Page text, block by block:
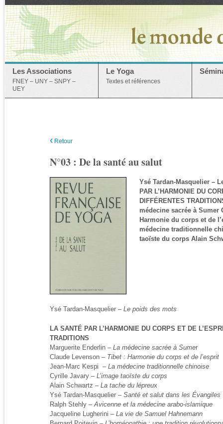
Les Associations
FNEY – UNY – SNPY –
UEY
Le Yoga
Textes et références
‹ Retour
N°03 : De la santé au salut
Ysé Tardan-Masquelier –
PAR L’HARMONIE DU
DIFFÉRENTES
médecine sacrée à Sumer
Harmonie du corps et de
médecine traditionnelle
taoïste du corps Alain
Ysé Tardan-Masquelier – Le poids des mots
LA SANTÉ PAR L’HARMONIE DU CORPS ET DE
TRADITIONS
Marguerite Enderlin – La médecine sacrée à Sumer
Claude Levenson – Tibet : Harmonie du corps et de l’esprit
Jean-Marc Kespi – La médecine traditionnelle chinoise
Cyrille Javary – L’image taoïste du corps
Alain Schwartz – La tache du lépreux
Ysé Tardan-Masquelier – Santé et salut dans les Évangiles
Ralph Stehly –Avicenne et la médecine arabo-islamique
Jacqueline Lugherini – La vie de Samuel Hahnemann